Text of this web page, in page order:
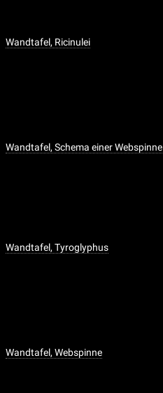
Wandtafel, Ricinulei
Wandtafel, Schema einer Webspinne
Wandtafel, Tyroglyphus
Wandtafel, Webspinne